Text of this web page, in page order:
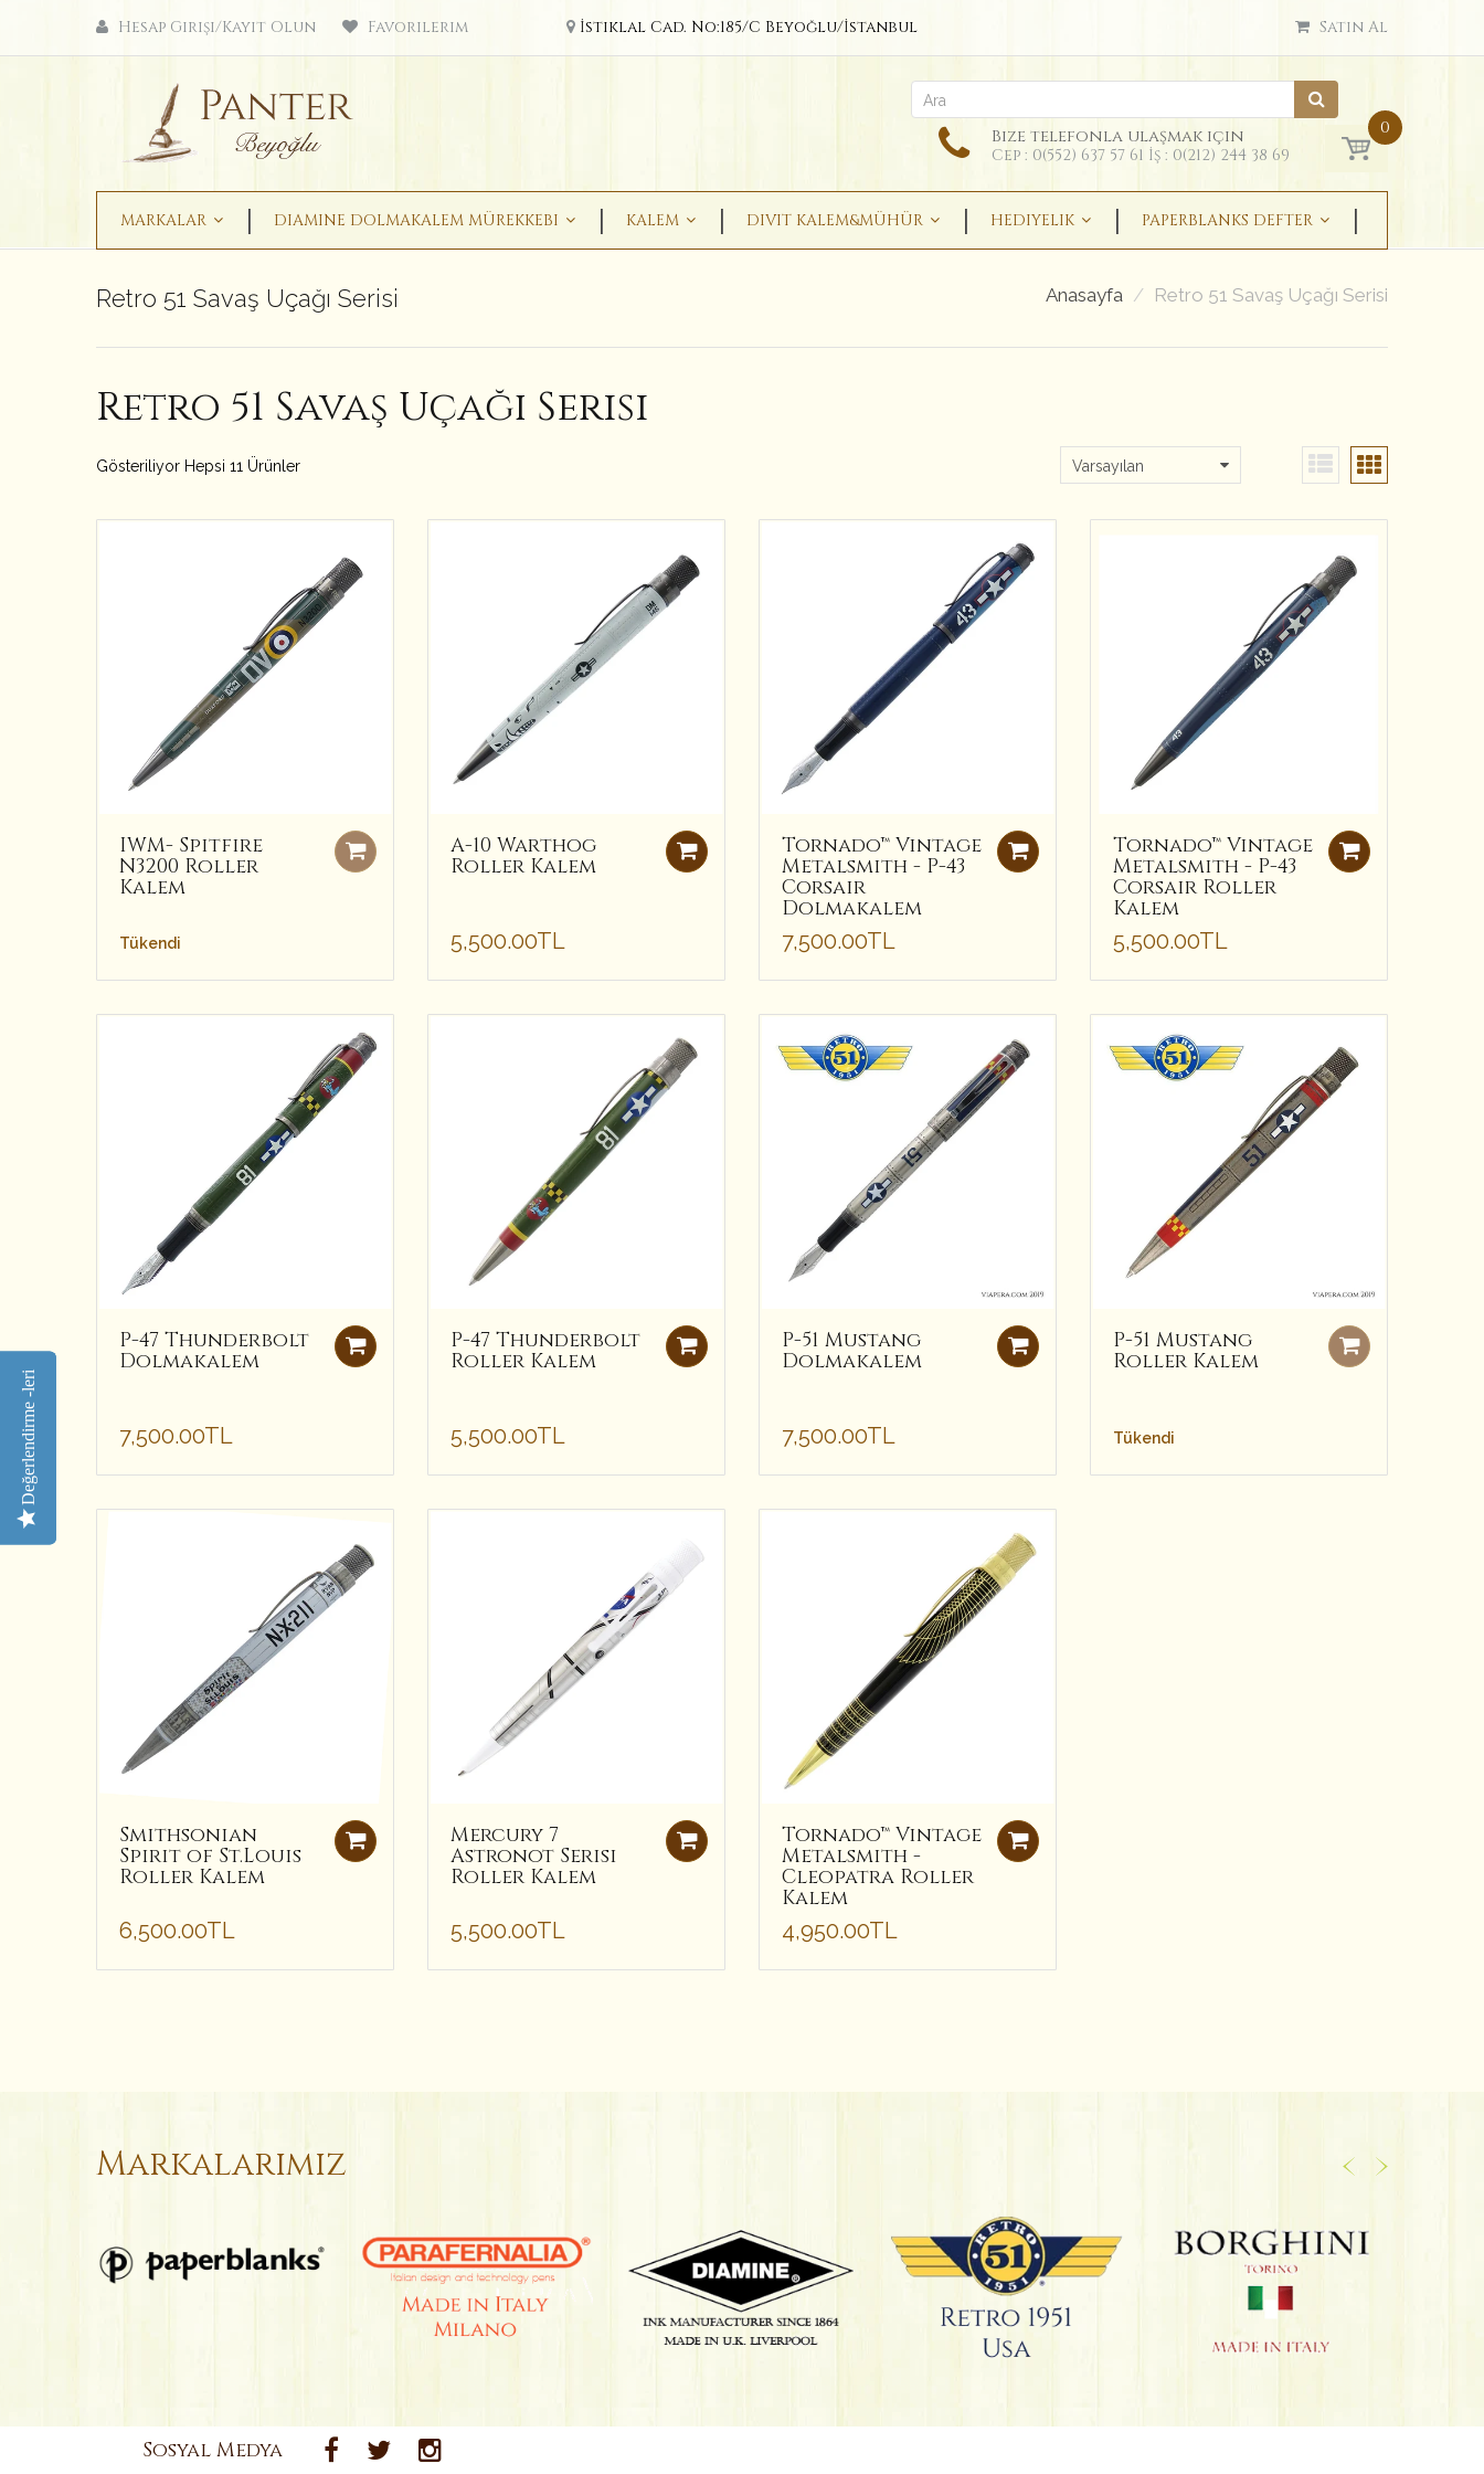
Hesap Girişi/Kayıt Olun Favorilerim İstiklal Cad. No:185/C Beyoğlu/İstanbul Satın Al
Bize telefonla ulaşmak için
Cep : 0(552) 637 57 61 İş : 0(212) 244 38 69
0
MARKALAR DIAMINE DOLMAKALEM MÜREKKEBI KALEM DIVIT KALEM&MÜHÜR HEDIYELIK PAPERBLANKS DEFTER
Retro 51 Savaş Uçağı Serisi Anasayfa Retro 51 Savaş Uçağı Serisi
Retro 51 Savaş Uçağı Serisi
Gösteriliyor Hepsi 11 Ürünler Varsayılan
IWM- Spitfire
N3200 Roller
Kalem
Tükendi
A-10 Warthog
Roller Kalem
5,500.00TL
Tornado™ Vintage
Metalsmith - P-43
Corsair
Dolmakalem
7,500.00TL
Tornado™ Vintage
Metalsmith - P-43
Corsair Roller
Kalem
5,500.00TL
P-47 Thunderbolt
Dolmakalem
7,500.00TL
P-47 Thunderbolt
Roller Kalem
5,500.00TL
P-51 Mustang
Dolmakalem
7,500.00TL
P-51 Mustang
Roller Kalem
Tükendi
Smithsonian
Spirit of St.Louis
Roller Kalem
6,500.00TL
Mercury 7
Astronot Serisi
Roller Kalem
5,500.00TL
Tornado™ Vintage
Metalsmith -
Cleopatra Roller
Kalem
4,950.00TL
Markalarımız
Sosyal Medya
Değerlendirme -leri
Değerlendirme -leri